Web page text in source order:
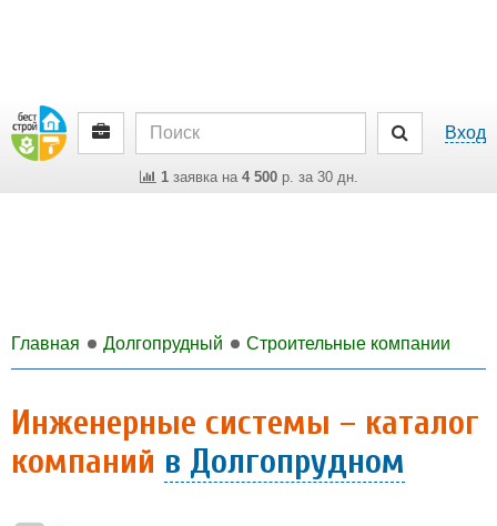
Вход
1заявка на 4 500р. за 30 дн.
Главная Долгопрудный Строительные компании
Инженерные системы – каталог
компаний в Долгопрудном